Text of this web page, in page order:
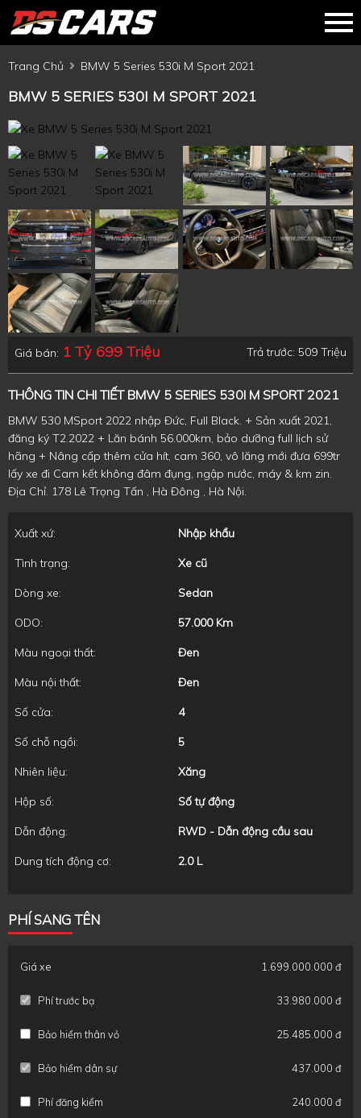
Trang Chủ BMW 5 Series 530i M Sport 2021
BMW 5 SERIES 530I M SPORT 2021
Giá bán: 1 Tỷ 699 Triệu Trả trước: 509 Triệu
THÔNG TIN CHI TIẾT BMW 5 SERIES 530I M SPORT 2021
BMW 530 MSport 2022 nhập Đức, Full Black. + Sản xuất 2021,
đăng ký T2.2022 + Lăn bánh 56.000km, bảo dưỡng full lịch sử
hãng + Nâng cấp thêm cửa hít, cam 360, vô lăng mới đưa 699tr
lấy xe đi Cam kết không đâm đụng, ngập nước, máy & km zin.
Địa Chỉ. 178 Lê Trọng Tấn , Hà Đông , Hà Nội.
Xuất xứ: Nhập khẩu
Tình trạng: Xe cũ
Dòng xe: Sedan
ODO: 57.000 Km
Màu ngoại thất: Đen
Màu nội thất: Đen
Số cửa: 4
Số chỗ ngồi: 5
Nhiên liệu: Xăng
Hộp số: Số tự động
Dẫn động: RWD - Dẫn động cầu sau
Dung tích động cơ: 2.0 L
PHÍ SANG TÊN
Giá xe 1.699.000.000 đ
Phí trước bạ 33.980.000 đ
Bảo hiểm thân vỏ 25.485.000 đ
Bảo hiểm dân sự 437.000 đ
Phí đăng kiểm 240.000 đ